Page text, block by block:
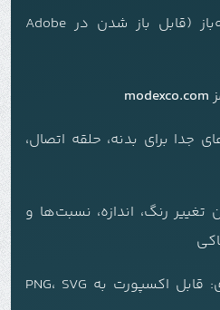
فرمت: فایل PSD لایه‌باز (قابل باز شدن در Adobe
modexco.com
جدا برای بدنه، حلقه اتصال،
تغییر رنگ، اندازه، نسبت‌ها و
خروجی‌های پیشنهادی: قابل اکسپورت به PNG، SVG